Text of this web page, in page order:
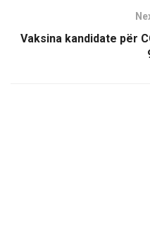
Vaksina kandidate për